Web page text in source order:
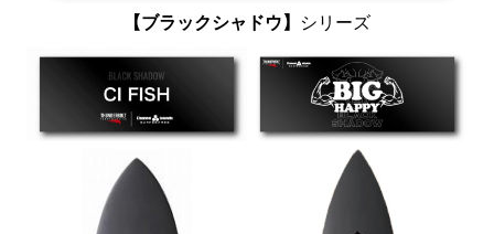
【ブラックシャドウ】 シリーズ